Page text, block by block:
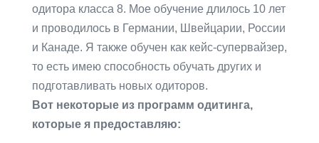
одитора класса 8. Мое обучение длилось 10 лет
и проводилось в Германии, Швейцарии, России
и Канаде. Я также обучен как кейс-супервайзер,
то есть имею способность обучать других и
подготавливать новых одиторов.
Вот некоторые из программ одитинга,
которые я предоставляю: